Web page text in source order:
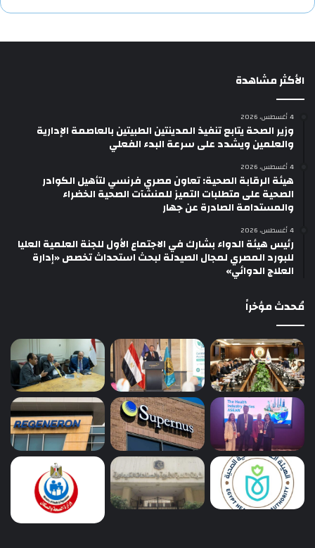
الأكثر مشاهدة
4 أغسطس، 2026
وزير الصحة يتابع تنفيذ المدينتين الطبيتين بالعاصمة الإدارية
والعلمين ويشدد على سرعة البدء الفعلي
4 أغسطس، 2026
هيئة الرقابة الصحية: تعاون مصري فرنسي لتأهيل الكوادر
الصحية على متطلبات التميز للمنشآت الصحية الخضراء
والمستدامة الصادرة عن جهار
4 أغسطس، 2026
رئيس هيئة الدواء بشارك في الاجتماع الأول للجنة العلمية العليا
للبورد المصري لمجال الصيدلة لبحث استحداث تخصص «إدارة
العلاج الدوائي»
مُحدث مؤخراً